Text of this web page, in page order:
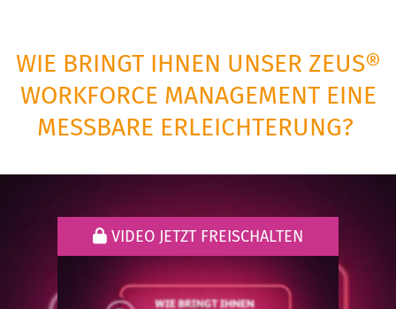
WIE BRINGT IHNEN UNSER ZEUS®
WORKFORCE MANAGEMENT EINE
MESSBARE ERLEICHTERUNG?
VIDEO JETZT FREISCHALTEN